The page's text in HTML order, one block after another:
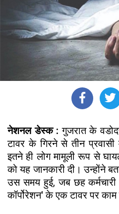
नेशनल डेस्क :गुजरात के
टावर के गिरने से तीन
इतने ही लोग मामूली रूप से
को यह जानकारी दी। उन्होंने
उस समय हुई, जब छह कर्मचारी
कॉर्पोरेशन' के एक टावर पर